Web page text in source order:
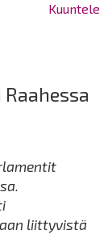
Kuuntele
liittyvistä